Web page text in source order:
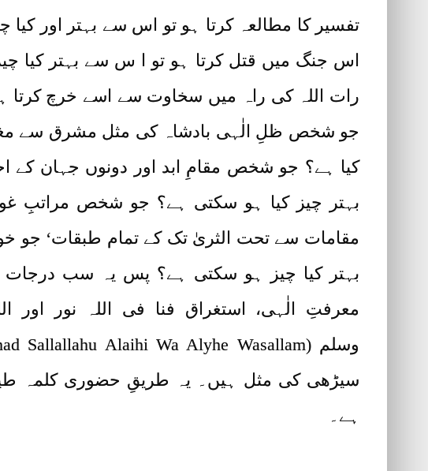
تفسیر کا مطالعہ کرتا ہو تو اس سے بہتر اور
اس جنگ میں قتل کرتا ہو تو ا س سے بہتر کیا
رات اللہ کی راہ میں سخاوت سے اسے خرچ کرتا
جو شخص ظلِ الٰہی بادشاہ کی مثل مشرق سے
کیا ہے؟ جو شخص مقامِ ابد اور دونوں جہان کے
بہتر چیز کیا ہو سکتی ہے؟ جو شخص مراتبِ
مقامات سے تحت الثریٰ تک کے تمام طبقات‘ جو
بہتر کیا چیز ہو سکتی ہے؟ پس یہ سب درجات
معرفتِ الٰہی، استغراق فنا فی اللہ نور اور
سیڑھی کی مثل ہیں۔ یہ طریقِ حضوری کلمہ
ہے۔